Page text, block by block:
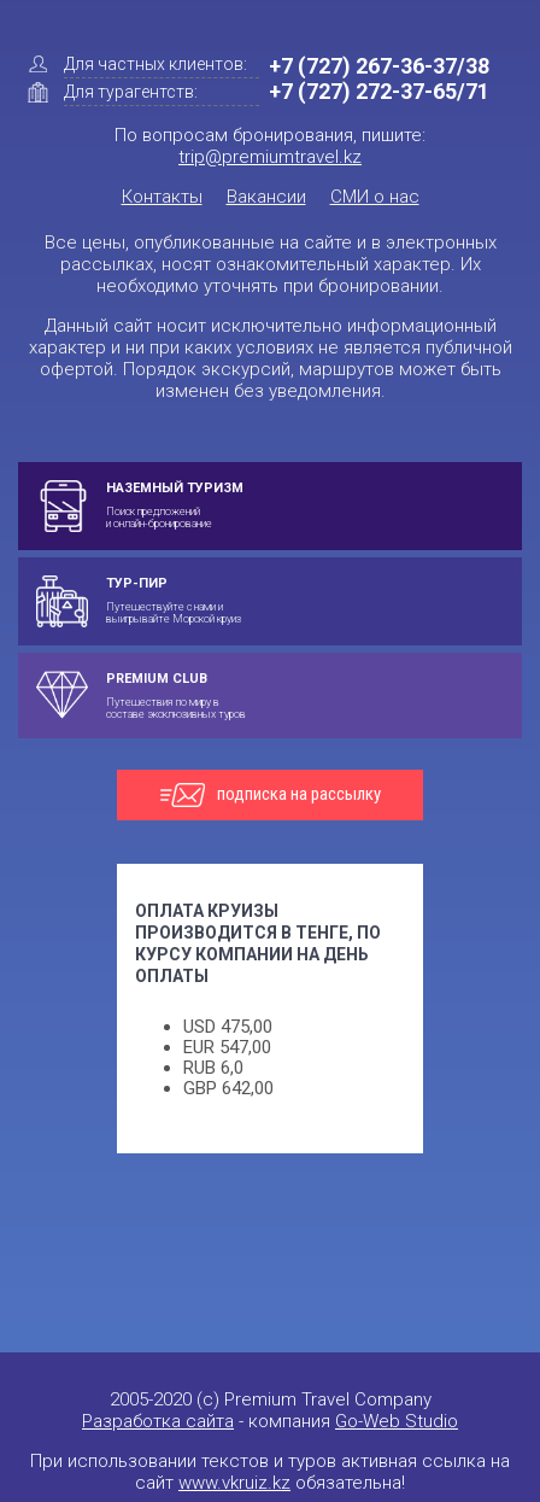
Для частных клиентов:
Для турагентств:
+7 (727) 267-36-37/38
+7 (727) 272-37-65/71
По вопросам бронирования, пишите:
trip@premiumtravel.kz
Контакты
Вакансии СМИ о нас
Все цены, опубликованные на сайте и в электронных
рассылках, носят ознакомительный характер. Их
необходимо уточнять при бронировании.
Данный сайт носит исключительно информационный
характер и ни при каких условиях не является публичной
офертой. Порядок экскурсий, маршрутов может быть
изменен без уведомления.
НАЗЕМНЫЙ ТУРИЗМ
Поиск предложений
и онлайн-бронирование
ТУР-ПИР
Путешествуйте с нами и
выигрывайте Морской круиз
PREMIUM CLUB
Путешествия по миру в
составе эксклюзивных туров
подписка на рассылку
ОПЛАТА КРУИЗЫ
ПРОИЗВОДИТСЯ В ТЕНГЕ, ПО
КУРСУ КОМПАНИИ НА ДЕНЬ
ОПЛАТЫ
USD 475,00
EUR 547,00
RUB 6,0
GBP 642,00
2005-2020 (c) Premium Travel Company
Разработка сайта - компания Go-Web Studio
При использовании текстов и туров активная ссылка на
сайт www.vkruiz.kz обязательна!